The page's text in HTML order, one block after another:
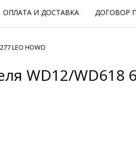
ОПЛАТА И ДОСТАВКА ДОГОВОР
LEO HOWO
WD12/WD618